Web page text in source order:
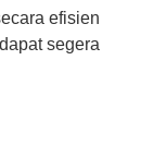
efisien
segera